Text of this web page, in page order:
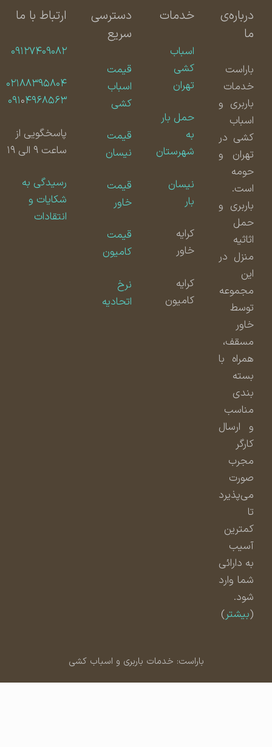
درباره‌ی
باراست
خدمات
باربری و
اسباب
کشی در
تهران و
حومه
است.
باربری و
حمل
اثاثیه
منزل در
مجموعه
توسط
مسقف،
همراه با
بسته
بندی
مناسب
و ارسال
مجرب
صورت
می‌پذیرد
کمترین
آسیب
به دارائی
شما وارد
شود.
بیشتر)
خدمات
اسباب
کشی
تهران
حمل بار
شهرستان
نیسان
کامیون
دسترسی
سریع
قیمت
اسباب
کشی
قیمت
نیسان
قیمت
قیمت
کامیون
اتحادیه
ارتباط با ما
۰۹۱۲۷۴۰۹۰۸۲
۰۲۱۸۸۳۹۵۸۰۴
۰۹۱۰۴۹۶۸۵۶۳
پاسخگویی از
ساعت ۹ الی ۱۹
رسیدگی به
شکایات و
انتقادات
باراست: خدمات باربری و اسباب کشی